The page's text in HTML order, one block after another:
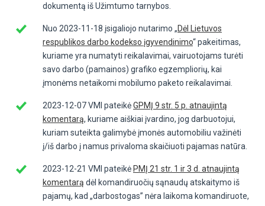
dokumentą iš Užimtumo tarnybos.
Nuo 2023-11-18 įsigaliojo nutarimo „Dėl Lietuvos
respublikos darbo kodekso įgyvendinimo“ pakeitimas,
kuriame yra numatyti reikalavimai, vairuotojams turėti
savo darbo (pamainos) grafiko egzempliorių, kai
įmonėms netaikomi mobilumo paketo reikalavimai.
2023-12-07 VMI pateikėGPMĮ 9 str. 5 p. atnaujintą
komentarą, kuriame aiškiai įvardino, jog darbuotojui,
kuriam suteikta galimybė įmonės automobiliu važinėti
į/iš darbo į namus privaloma skaičiuoti pajamas natūra.
2023-12-21 VMI pateikė PMĮ 21 str. 1 ir 3 d. atnaujintą
komentarą dėl komandiruočių sąnaudų atskaitymo iš
pajamų, kad „darbostogas” nėra laikoma komandiruote,